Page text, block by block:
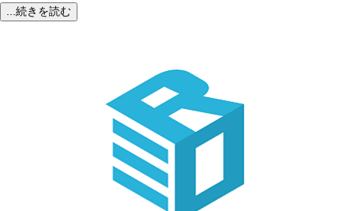
...続きを読む